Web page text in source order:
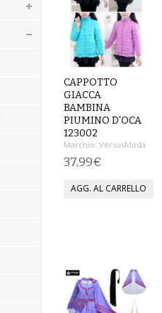
CAPPOTTO
GIACCA
BAMBINA
PIUMINO D'OCA
123002
Marchio: VersusModa
37,99€